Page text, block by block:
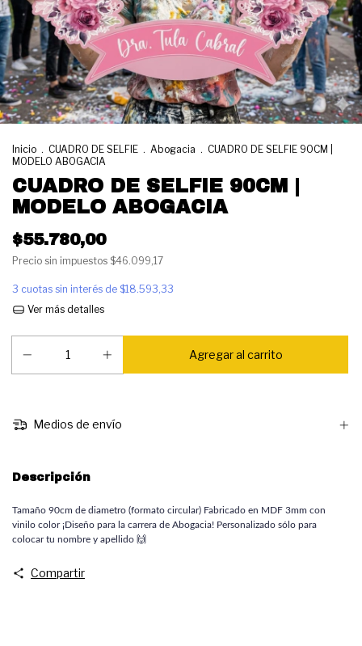
Inicio . CUADRO DE SELFIE . Abogacia . CUADRO DE SELFIE 90CM |
MODELO ABOGACIA
CUADRO DE SELFIE 90CM |
MODELO ABOGACIA
$55.780,00
Precio sin impuestos $46.099,17
3 cuotas sin interés de $18.593,33
Ver más detalles
Medios de envío
Descripción
Tamaño 90cm de diametro (formato circular) Fabricado en MDF 3mm con
vinilo color ¡Diseño para la carrera de Abogacia! Personalizado sólo para
colocar tu nombre y apellido 🙌
Compartir